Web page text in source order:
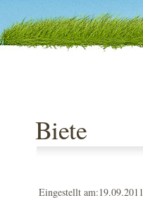
Biete
Eingestellt am:19.09.2011